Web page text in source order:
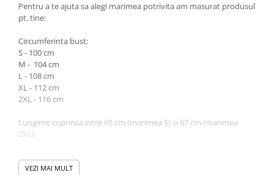
Pentru a te ajuta sa alegi marimea potrivita am masurat produsul
pt. tine:
Circumferinta bust:
S - 100 cm
M - 104 cm
L - 108 cm
XL - 112 cm
2XL - 116 cm
Lungime cuprinsa intre 65 cm (marimea S) si 67 cm (marimea
2XL).
Atentie! Nuanta produsului poate diferi usor, in functie de
dispozitivul de pe care este vizualizat.
VEZI MAI MULT